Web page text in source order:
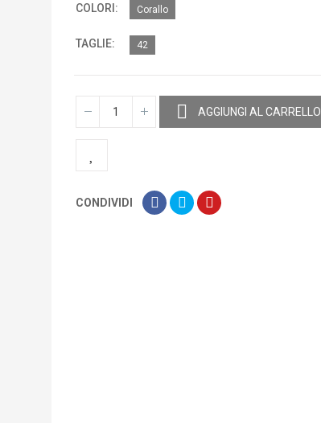
COLORI Corallo
TAGLIE 42
AGGIUNGI AL CARRELLO
CONDIVIDI